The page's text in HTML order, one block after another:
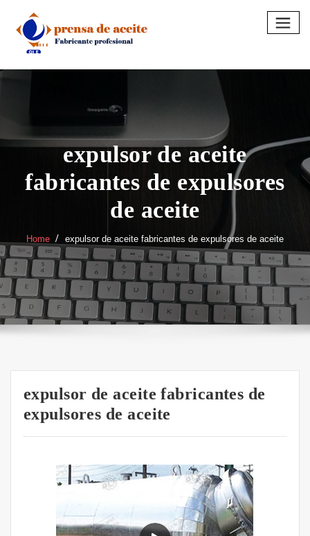
content
expulsor de aceite
fabricantes de expulsores
de aceite
Home expulsor de aceite fabricantes de expulsores de aceite
expulsor de aceite fabricantes de
expulsores de aceite